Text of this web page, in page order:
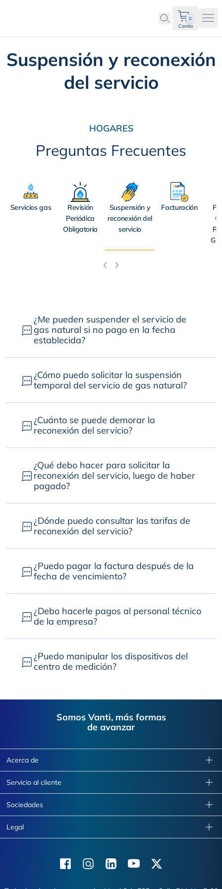
0
Carrito
Suspensión y reconexión
del servicio
HOGARES
Preguntas Frecuentes
Servicios gas
Revisión
Periódica
Obligatoria
Suspensión y
reconexión del
servicio
Facturación
¿Me pueden suspender el servicio de
gas natural si no pago en la fecha
establecida?
¿Cómo puedo solicitar la suspensión
temporal del servicio de gas natural?
¿Cuánto se puede demorar la
reconexión del servicio?
¿Qué debo hacer para solicitar la
reconexión del servicio, luego de haber
pagado?
¿Dónde puedo consultar las tarifas de
reconexión del servicio?
¿Puedo pagar la factura después de la
fecha de vencimiento?
¿Debo hacerle pagos al personal técnico
de la empresa?
¿Puedo manipular los dispositivos del
centro de medición?
Somos Vanti, más formas
de avanzar
Acerca de
Servicio al cliente
Sociedades
Legal
FacebookInstagramLinkedinYoutubeX (Twitter)